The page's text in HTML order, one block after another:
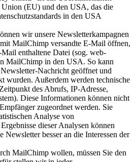
(EU) und den USA, das die
in den USA
wir unsere Newsletterkampagnen
MailChimp versandte E-Mail öffnen,
enthaltene Datei (sog. web-
MailChimp in den USA. So kann
Nachricht geöffnet und
wurden. Außerdem werden technische
des Abrufs, IP-Adresse,
Diese Informationen können nicht
zugeordnet werden. Sie
Analyse von
dieser Analysen können
Newsletter besser an die Interessen der
MailChimp wollen, müssen Sie den